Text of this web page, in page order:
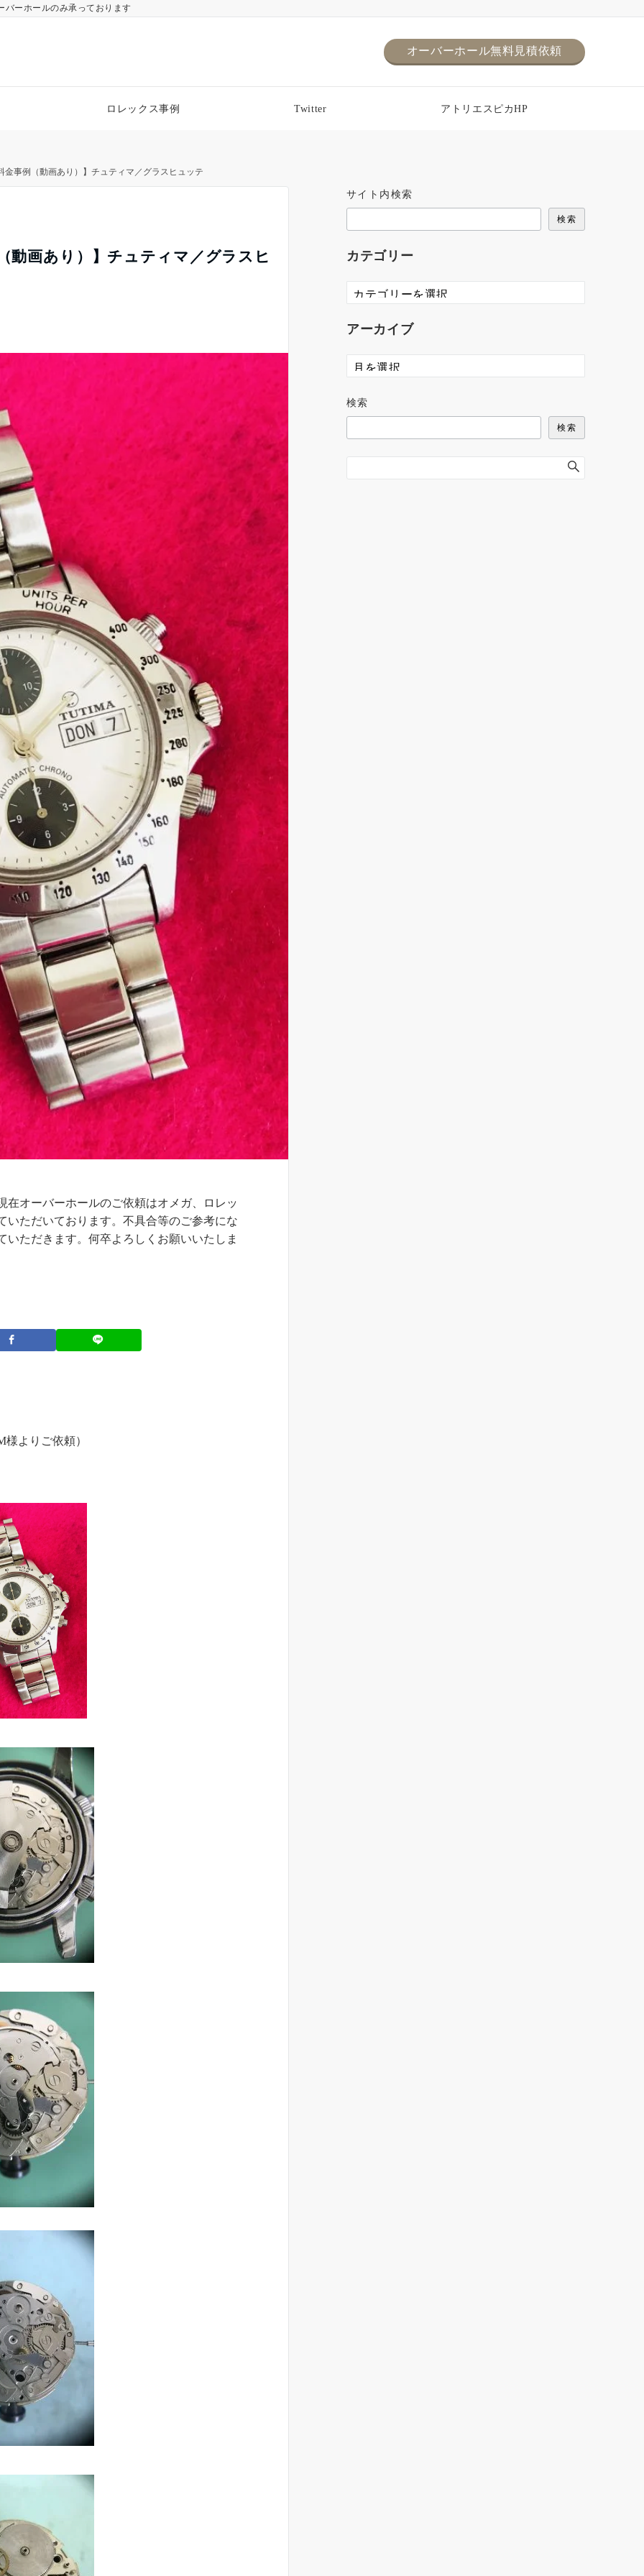
バーホールのみ承っております
オーバーホール無料見積依頼
ロレックス事例 Twitter アトリエスピカHP
金事例（動画あり）】チュティマ／グラスヒュッテ
動画あり）】チュティマ／グラスヒ
オーバーホールのご依頼はオメガ、ロレッ
いただいております。不具合等のご参考にな
ただきます。何卒よろしくお願いいたしま
よりご依頼）
サイト内検索
検索
カテゴリー
アーカイブ
検索
検索